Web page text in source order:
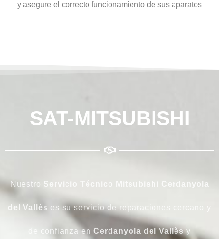
y asegure el correcto funcionamiento de sus aparatos
SAT-MITSUBISHI
Nuestro Servicio Técnico Mitsubishi Cerdanyola
del Vallès es su servicio de reparaciones cercano y
de confianza en Cerdanyola del Vallèsy